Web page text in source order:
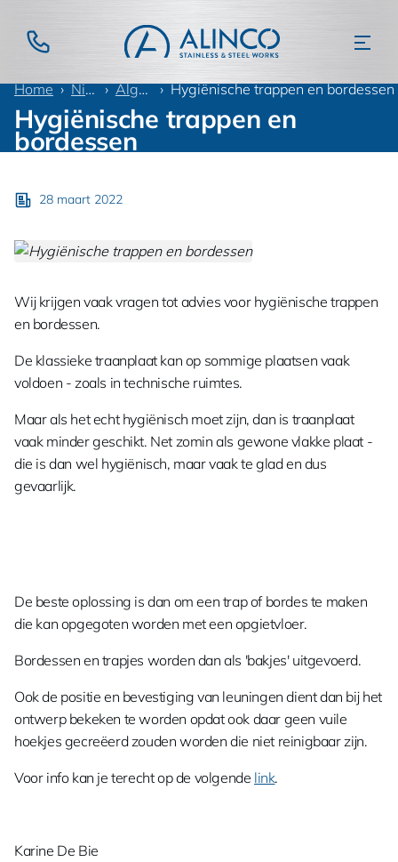
Home Nieuws Algemeen Hygiënische trappen en bordessen
Hygiënische trappen en
bordessen
28 maart 2022
Wij krijgen vaak vragen tot advies voor hygiënische trappen
en bordessen.
De klassieke traanplaat kan op sommige plaatsen vaak
voldoen - zoals in technische ruimtes.
Maar als het echt hygiënisch moet zijn, dan is traanplaat
vaak minder geschikt. Net zomin als gewone vlakke plaat -
die is dan wel hygiënisch, maar vaak te glad en dus
gevaarlijk.
De beste oplossing is dan om een trap of bordes te maken
die kan opgegoten worden met een opgietvloer.
Bordessen en trapjes worden dan als 'bakjes' uitgevoerd.
Ook de positie en bevestiging van leuningen dient dan bij het
ontwerp bekeken te worden opdat ook daar geen vuile
hoekjes gecreëerd zouden worden die niet reinigbaar zijn.
Voor info kan je terecht op de volgende link.
Karine De Bie